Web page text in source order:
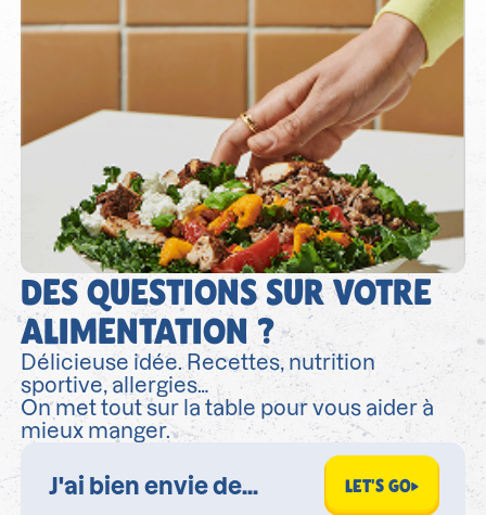
DES QUESTIONS SUR VOTRE
ALIMENTATION ?
Délicieuse idée. Recettes, nutrition
sportive, allergies…
On met tout sur la table pour vous aider à
mieux manger.
LET'S GO